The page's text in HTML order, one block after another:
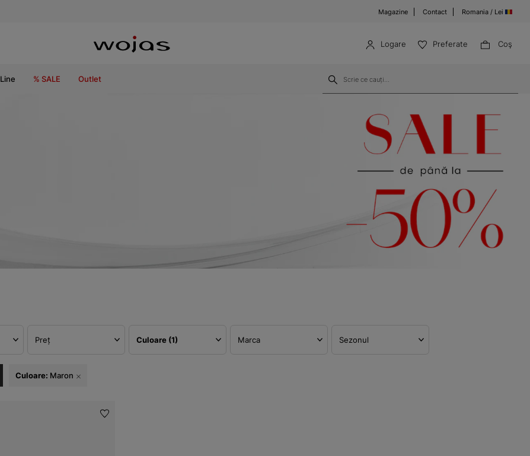
Magazine Contact Romania / Lei
Logare Preferate Coş
Line % SALE Outlet
Preț Culoare (1) Marca Sezonul
Culoare: Maron